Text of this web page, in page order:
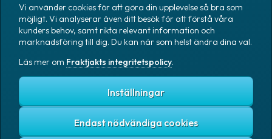
Tyskland
Uganda
Ungern
Uruguay
USA
Vietnam
Österrike
Östtimor
Vi använder cookies för att göra din upplevelse så bra som
möjligt. Vi analyserar även ditt besök för att förstå våra
kunders behov, samt rikta relevant information och
marknadsföring till dig. Du kan när som helst ändra dina val.
Läs mer om Fraktjakts integritetspolicy.
Inställningar
Endast nödvändiga cookies